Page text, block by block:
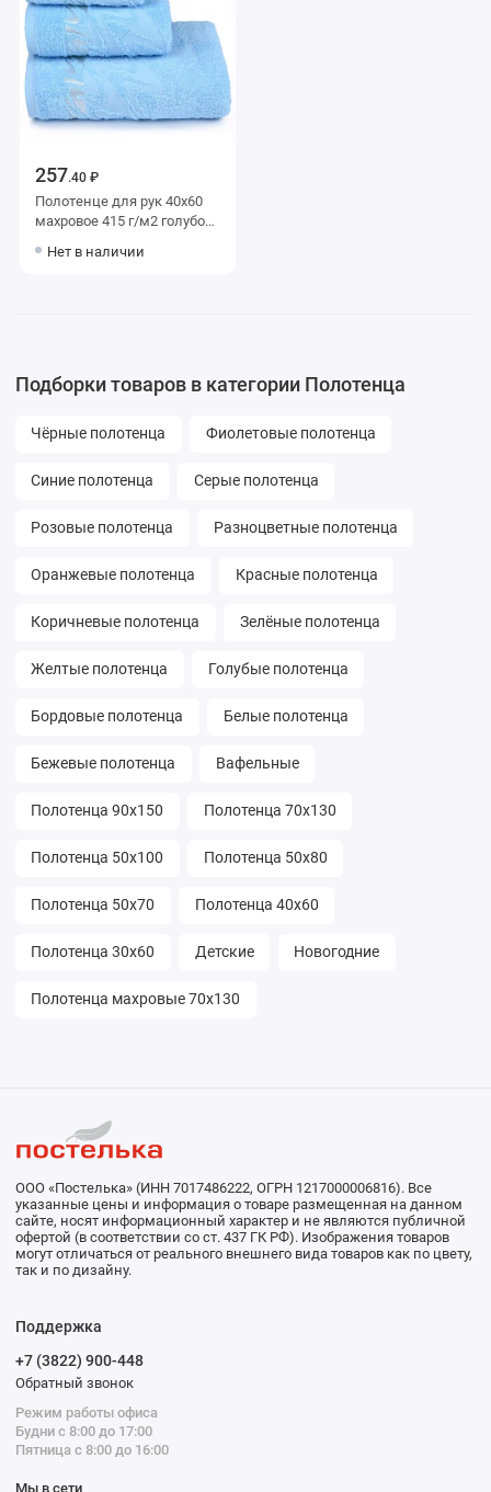
257.40 ₽
Полотенце для рук 40х60
махровое 415 г/м2 голубое
мануфактура Brilliance
Нет в наличии
Подборки товаров в категории Полотенца
Чёрные полотенца Фиолетовые полотенца
Синие полотенца Серые полотенца
Розовые полотенца Разноцветные полотенца
Оранжевые полотенца Красные полотенца
Коричневые полотенца Зелёные полотенца
Желтые полотенца Голубые полотенца
Бордовые полотенца Белые полотенца
Бежевые полотенца Вафельные
Полотенца 90х150 Полотенца 70х130
Полотенца 50х100 Полотенца 50х80
Полотенца 50х70 Полотенца 40х60
Полотенца 30х60 Детские Новогодние
Полотенца махровые 70х130
ООО «Постелька» (ИНН 7017486222, ОГРН 1217000006816). Все
указанные цены и информация о товаре размещенная на данном
сайте, носят информационный характер и не являются публичной
офертой (в соответствии со ст. 437 ГК РФ). Изображения товаров
могут отличаться от реального внешнего вида товаров как по цвету,
так и по дизайну.
Поддержка
+7 (3822) 900-448
Обратный звонок
Режим работы офиса
Будни с 8:00 до 17:00
Пятница с 8:00 до 16:00
Мы в сети